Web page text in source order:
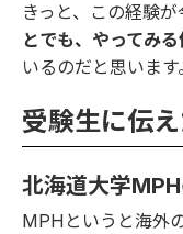
きっと、この経験
とでも、やってみる
いるのだと思います。
受験生に伝
北海道大学
MPHというと海外